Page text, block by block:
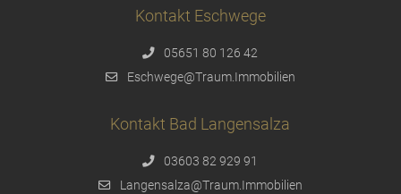
Kontakt Eschwege
05651 80 126 42
Eschwege@Traum.Immobilien
Kontakt Bad Langensalza
03603 82 929 91
Langensalza@Traum.Immobilien